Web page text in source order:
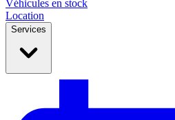
Véhicules en stock
Location
Services